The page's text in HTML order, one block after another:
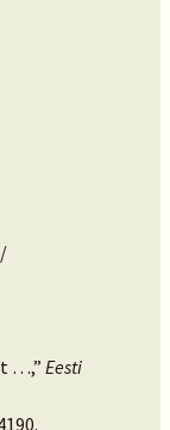
/
…,” Eesti
.